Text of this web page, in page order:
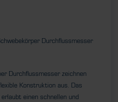
Durchflussmesser
Durchflussmesser zeichnen
Konstruktion aus. Das
einen schnellen und